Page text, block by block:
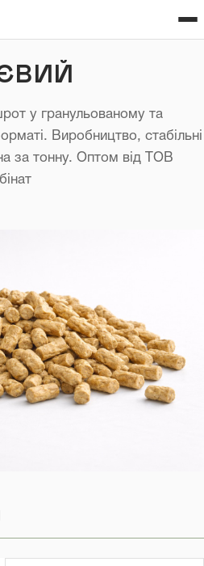
у гранульованому та
Виробництво, стабільні
за тонну. Оптом від ТОВ